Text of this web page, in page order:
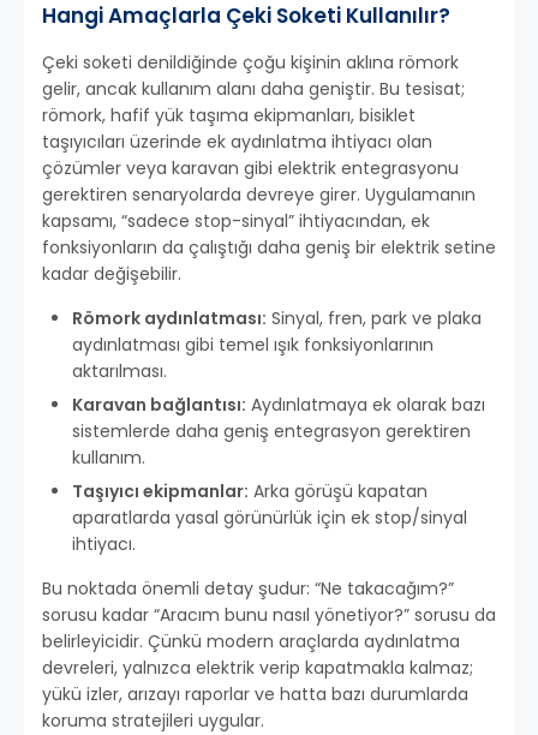
Hangi Amaçlarla Çeki Soketi Kullanılır?
Çeki soketi denildiğinde çoğu kişinin aklına römork
gelir, ancak kullanım alanı daha geniştir. Bu tesisat;
römork, hafif yük taşıma ekipmanları, bisiklet
taşıyıcıları üzerinde ek aydınlatma ihtiyacı olan
çözümler veya karavan gibi elektrik entegrasyonu
gerektiren senaryolarda devreye girer. Uygulamanın
kapsamı, “sadece stop-sinyal” ihtiyacından, ek
fonksiyonların da çalıştığı daha geniş bir elektrik setine
kadar değişebilir.
Römork aydınlatması: Sinyal, fren, park ve plaka
aydınlatması gibi temel ışık fonksiyonlarının
aktarılması.
Karavan bağlantısı: Aydınlatmaya ek olarak bazı
sistemlerde daha geniş entegrasyon gerektiren
kullanım.
Taşıyıcı ekipmanlar: Arka görüşü kapatan
aparatlarda yasal görünürlük için ek stop/sinyal
ihtiyacı.
Bu noktada önemli detay şudur: “Ne takacağım?”
sorusu kadar “Aracım bunu nasıl yönetiyor?” sorusu da
belirleyicidir. Çünkü modern araçlarda aydınlatma
devreleri, yalnızca elektrik verip kapatmakla kalmaz;
yükü izler, arızayı raporlar ve hatta bazı durumlarda
koruma stratejileri uygular.